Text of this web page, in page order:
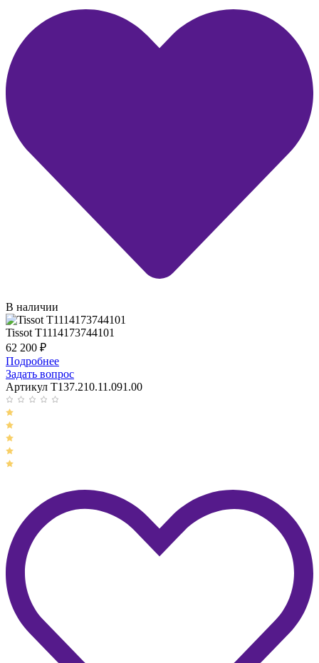
В наличии
Tissot T1114173744101
62 200 ₽
Подробнее
Задать вопрос
Артикул T137.210.11.091.00